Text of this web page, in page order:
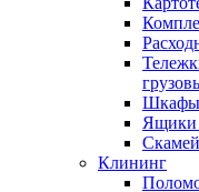
Шкафы
Ящики
Клининг